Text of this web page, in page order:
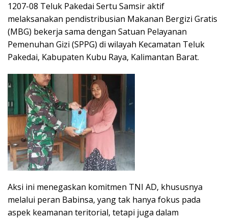
1207-08 Teluk Pakedai Sertu Samsir aktif
melaksanakan pendistribusian Makanan Bergizi Gratis
(MBG) bekerja sama dengan Satuan Pelayanan
Pemenuhan Gizi (SPPG) di wilayah Kecamatan Teluk
Pakedai, Kabupaten Kubu Raya, Kalimantan Barat.
Aksi ini menegaskan komitmen TNI AD, khususnya
melalui peran Babinsa, yang tak hanya fokus pada
aspek keamanan teritorial, tetapi juga dalam